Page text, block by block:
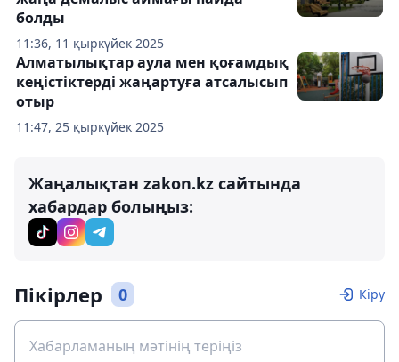
11:36, 11 қыркүйек 2025
болды
11:47, 25 қыркүйек 2025
Алматылықтар аула мен қоғамдық
кеңістіктерді жаңартуға атсалысып
отыр
Жаңалықтан zakon.kz сайтында
хабардар болыңыз:
Пікірлер 0 Кіру